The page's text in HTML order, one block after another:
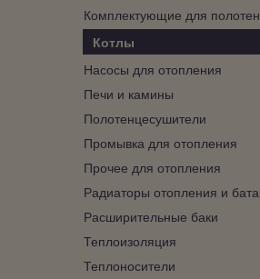
Комплектующие для
Котлы
Насосы для отопления
Печи и камины
Полотенцесушители
Промывка для отопления
Прочее для отопления
Радиаторы отопления и
Расширительные баки
Теплоизоляция
Теплоносители